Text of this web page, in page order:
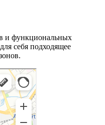
и функциональных
себя подходящее